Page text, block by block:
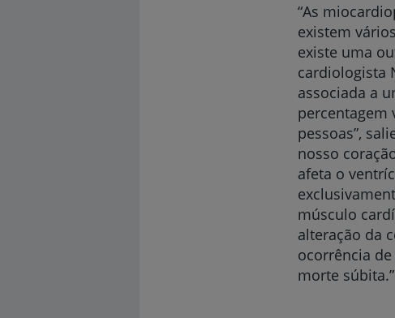
“As
existem
existe uma
cardiologista
associada a
percentagem
pessoas”,
nosso
afeta o
músculo
alteração da
ocorrência
morte súbita.”